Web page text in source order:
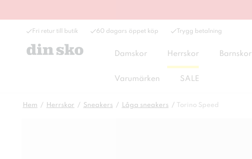
Fri retur till butik 60 dagars öppet köp Trygg betalning
Damskor Herrskor Barnskor
Varumärken SALE
Hem Herrskor Sneakers Låga sneakers Torino Speed